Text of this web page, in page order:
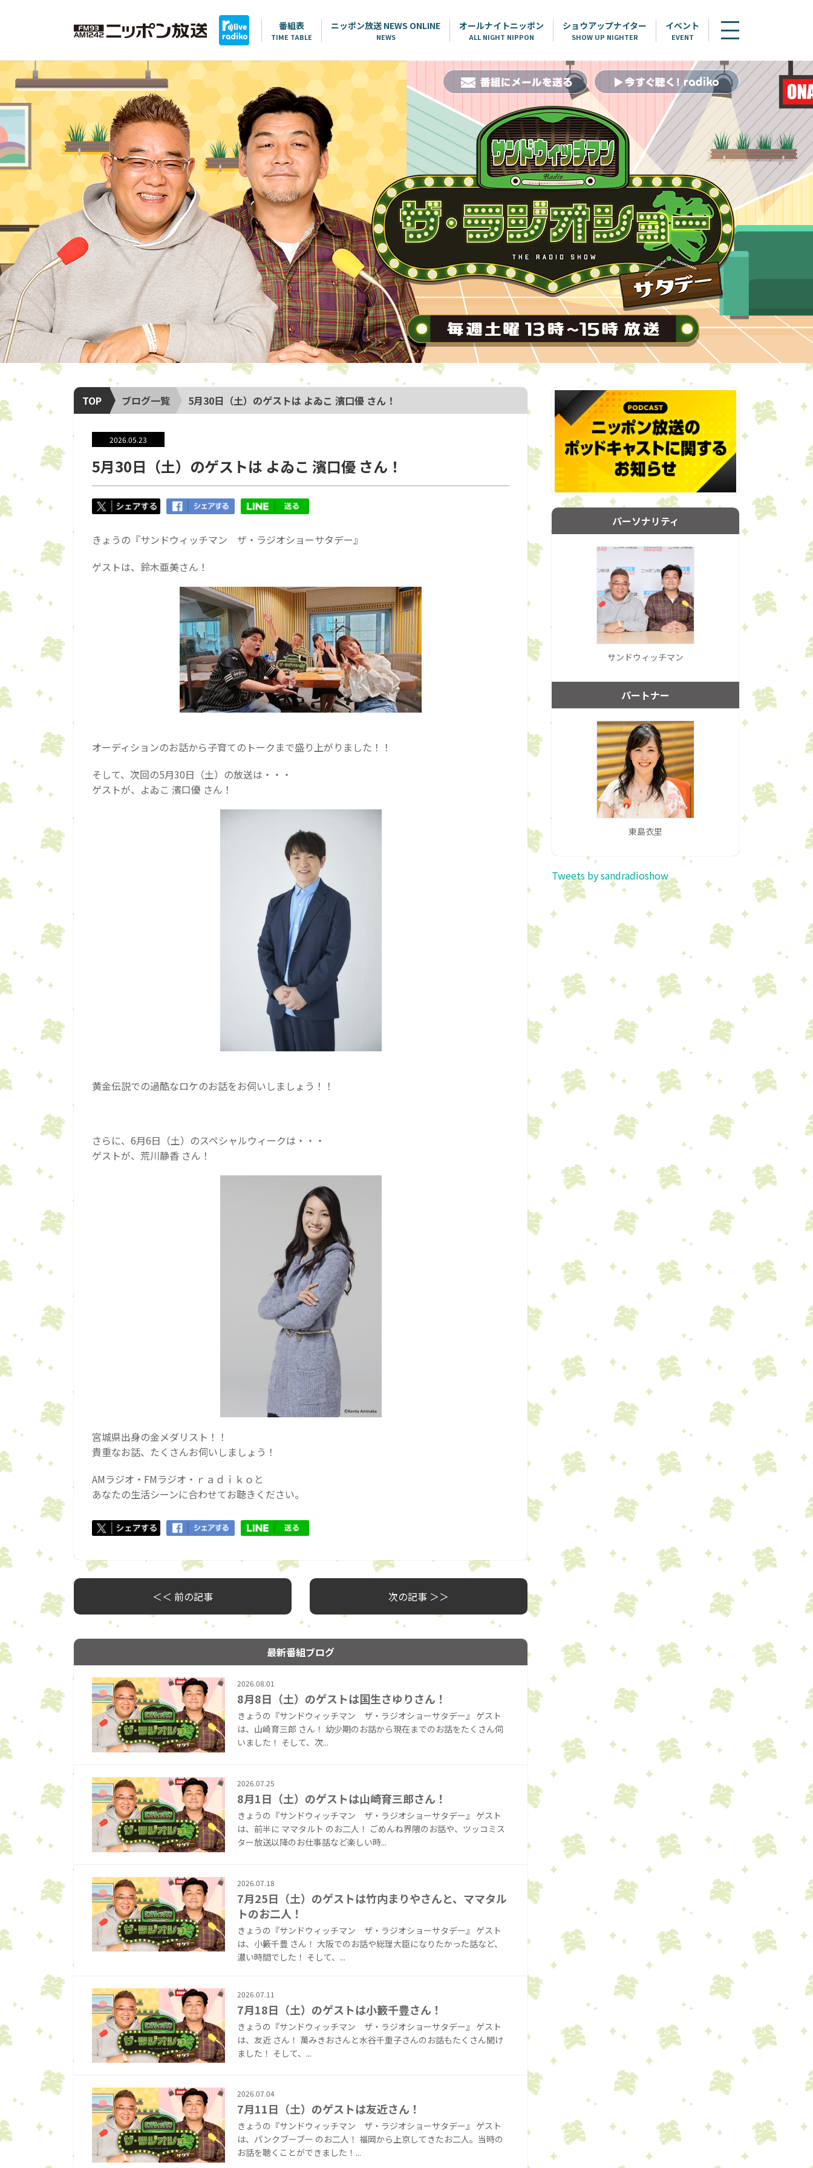
番組表
TIME TABLE
ニッポン放送 NEWS ONLINE
NEWS
オールナイトニッポン
ALL NIGHT NIPPON
ショウアップナイター
SHOW UP NIGHTER
イベント
EVENT
TOP ブログ一覧 5月30日（土）のゲストは よゐこ 濱口優 さん！
2026.05.23
5月30日（土）のゲストは よゐこ 濱口優 さん！
きょうの『サンドウィッチマン ザ・ラジオショーサタデー』
ゲストは、鈴木亜美さん！
オーディションのお話から子育てのトークまで盛り上がりました！！
そして、次回の5月30日（土）の放送は・・・
ゲストが、よゐこ 濱口優 さん！
黄金伝説での過酷なロケのお話をお伺いしましょう！！
さらに、6月6日（土）のスペシャルウィークは・・・
ゲストが、荒川静香 さん！
宮城県出身の金メダリスト！！
貴重なお話、たくさんお伺いしましょう！
AMラジオ・FMラジオ・ｒａｄｉｋｏと
あなたの生活シーンに合わせてお聴きください。
＜＜ 前の記事 次の記事 ＞＞
最新番組ブログ
2026.08.01
8月8日（土）のゲストは国生さゆりさん！
きょうの『サンドウィッチマン ザ・ラジオショーサタデー』 ゲスト
は、山崎育三郎 さん！ 幼少期のお話から現在までのお話をたくさん伺
いました！ そして、次...
2026.07.25
8月1日（土）のゲストは山崎育三郎さん！
きょうの『サンドウィッチマン ザ・ラジオショーサタデー』 ゲスト
は、前半に ママタルト のお二人！ ごめんね界隈のお話や、ツッコミス
ター放送以降のお仕事話など楽しい時...
2026.07.18
7月25日（土）のゲストは竹内まりやさんと、ママタル
トのお二人！
きょうの『サンドウィッチマン ザ・ラジオショーサタデー』 ゲスト
は、小籔千豊 さん！ 大阪でのお話や総理大臣になりたかった話など、
濃い時間でした！ そして、...
2026.07.11
7月18日（土）のゲストは小籔千豊さん！
きょうの『サンドウィッチマン ザ・ラジオショーサタデー』 ゲスト
は、友近 さん！ 萬みきおさんと水谷千重子さんのお話もたくさん聞け
ました！ そして、...
2026.07.04
7月11日（土）のゲストは友近さん！
きょうの『サンドウィッチマン ザ・ラジオショーサタデー』 ゲスト
は、パンクブーブー のお二人！ 福岡から上京してきたお二人。当時の
お話を聴くことができました！...
パーソナリティ
サンドウィッチマン
パートナー
東島衣里
Tweets by sandradioshow